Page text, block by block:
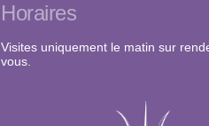
Horaires
Visites uniquement le matin sur
vous.